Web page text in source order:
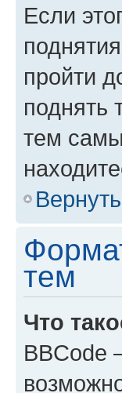
Если
пройти
поднять
тем
тем
Что
BBCode